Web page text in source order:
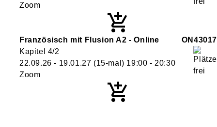
Zoom
Französisch mit Flusion A2 - Online
ON43017
Kapitel 4/2
22.09.26 - 19.01.27 (15-mal) 19:00 - 20:30
Zoom